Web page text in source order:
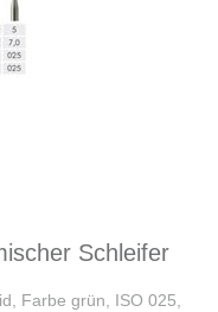
Schleifer
Farbe grün, ISO 025,